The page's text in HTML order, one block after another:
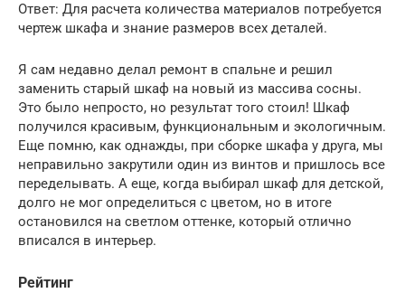
Ответ: Для расчета количества материалов потребуется
чертеж шкафа и знание размеров всех деталей.
Я сам недавно делал ремонт в спальне и решил
заменить старый шкаф на новый из массива сосны.
Это было непросто, но результат того стоил! Шкаф
получился красивым, функциональным и экологичным.
Еще помню, как однажды, при сборке шкафа у друга, мы
неправильно закрутили один из винтов и пришлось все
переделывать. А еще, когда выбирал шкаф для детской,
долго не мог определиться с цветом, но в итоге
остановился на светлом оттенке, который отлично
вписался в интерьер.
Рейтинг